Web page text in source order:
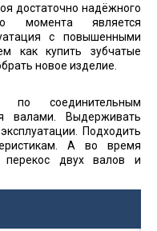
достаточно надёжного
момента является
с повышенными
как купить зубчатые
новое изделие.
по соединительным
валами. Выдерживать
Подходить
А во время
перекос двух валов и